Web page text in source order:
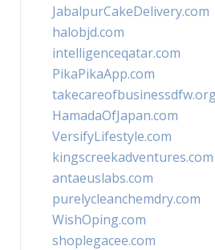
JabalpurCakeDelivery.com
halobjd.com
intelligenceqatar.com
PikaPikaApp.com
HamadaOfJapan.com
VersifyLifestyle.com
kingscreekadventures.com
antaeuslabs.com
purelycleanchemdry.com
WishOping.com
shoplegacee.com